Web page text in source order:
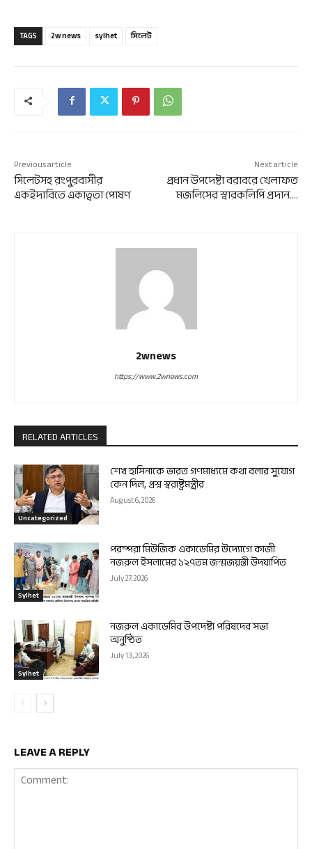
TAGS 2w news sylhet সিলেট
Previous article
সিলেটসহ রংপুরবাসীর
একইদাবিতে একাত্বতা পোষণ
Next article
প্রধান উপদেষ্টা বরাবরে খেলাফত
মজলিসের স্বারকলিপি প্রদান….
2wnews
https://www.2wnews.com
RELATED ARTICLES
Uncategorized
শেখ হাসিনাকে ভারত গণমাধ্যমে কথা বলার সুযোগ
কেন দিল, প্রশ্ন স্বরাষ্ট্রমন্ত্রীর
August 6, 2026
Sylhet
পরম্পরা মিউজিক একাডেমির উদ্যোগে কাজী
নজরুল ইসলামের ১২৭তম জন্মজয়ন্তী উদযাপিত
July 27, 2026
Sylhet
নজরুল একাডেমির উপদেষ্টা পরিষদের সভা
অনুষ্ঠিত
July 13, 2026
LEAVE A REPLY